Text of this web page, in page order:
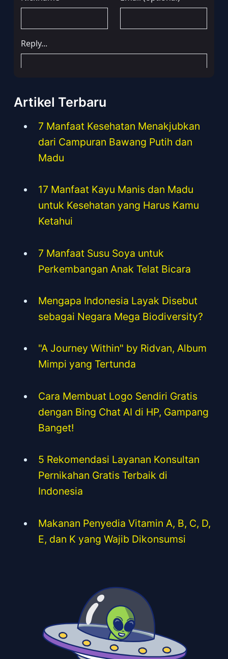
Artikel Terbaru
7 Manfaat Kesehatan Menakjubkan
dari Campuran Bawang Putih dan
Madu
17 Manfaat Kayu Manis dan Madu
untuk Kesehatan yang Harus Kamu
Ketahui
7 Manfaat Susu Soya untuk
Perkembangan Anak Telat Bicara
Mengapa Indonesia Layak Disebut
sebagai Negara Mega Biodiversity?
"A Journey Within" by Ridvan, Album
Mimpi yang Tertunda
Cara Membuat Logo Sendiri Gratis
dengan Bing Chat AI di HP, Gampang
Banget!
5 Rekomendasi Layanan Konsultan
Pernikahan Gratis Terbaik di
Indonesia
Makanan Penyedia Vitamin A, B, C, D,
E, dan K yang Wajib Dikonsumsi